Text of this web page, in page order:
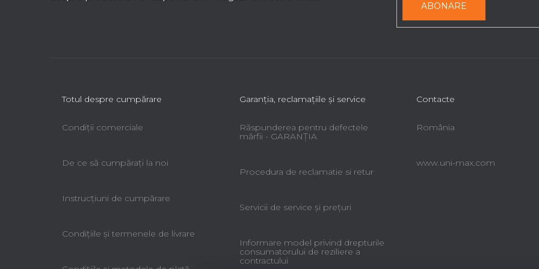
ABONARE
Totul despre cumpărare
Condiții comerciale
De ce să cumpăraţi la noi
Instrucțiuni de cumpărare
Condiţiile şi termenele de livrare
Garanţia, reclamaţiile şi service
Răspunderea pentru defectele
mărfii - GARANŢIA
Procedura de reclamatie si retur
Servicii de service şi preţuri
Informare model privind drepturile
consumatorului de reziliere a
contractului
Contacte
România
www.uni-max.com